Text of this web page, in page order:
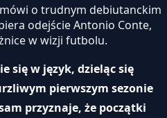
o trudnym debiutanckim
odejście Antonio Conte,
w wizji futbolu.
się w język, dzieląc się
pierwszym sezonie
przyznaje, że początki